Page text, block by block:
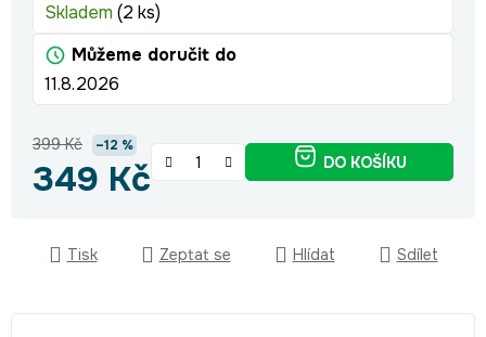
Skladem (2 ks)
Můžeme doručit do
11.8.2026
399 Kč –12 %
349 Kč DO KOŠÍKU
Tisk Zeptat se Hlídat Sdílet